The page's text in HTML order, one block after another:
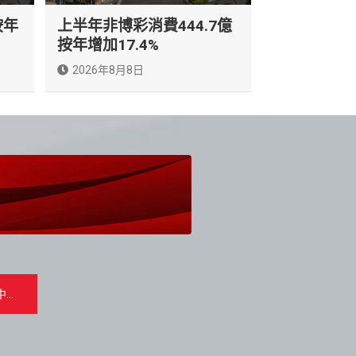
上半年非博彩消費444.7億
按年增加17.4%
2026年8月8日